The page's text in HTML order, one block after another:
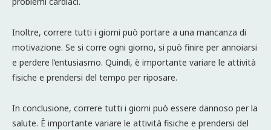
Inoltre, correre tutti i giorni può portare a una mancanza di
motivazione. Se si corre ogni giorno, si può finire per annoiarsi
e perdere l’entusiasmo. Quindi, è importante variare le attività
fisiche e prendersi del tempo per riposare.
In conclusione, correre tutti i giorni può essere dannoso per la
salute. È importante variare le attività fisiche e prendersi del